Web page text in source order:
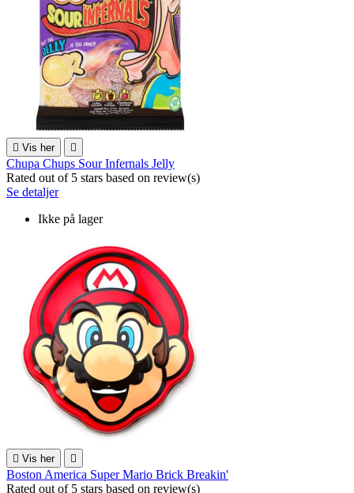
 Vis her 
Chupa Chups Sour Infernals Jelly
Rated out of 5 stars based on review(s)
Se detaljer
Ikke på lager
 Vis her 
Boston America Super Mario Brick Breakin'
Rated out of 5 stars based on review(s)